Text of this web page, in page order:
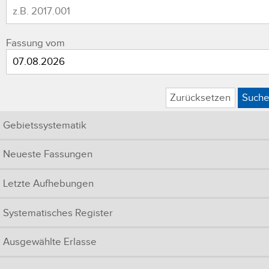
Fassung vom
Zurücksetzen
Gebietssystematik
Neueste Fassungen
Letzte Aufhebungen
Systematisches Register
Ausgewählte Erlasse